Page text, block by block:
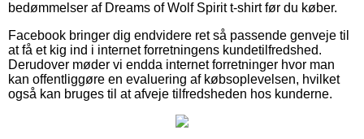
bedømmelser af Dreams of Wolf Spirit t-shirt før du køber.
Facebook bringer dig endvidere ret så passende genveje til
at få et kig ind i internet forretningens kundetilfredshed.
Derudover møder vi endda internet forretninger hvor man
kan offentliggøre en evaluering af købsoplevelsen, hvilket
også kan bruges til at afveje tilfredsheden hos kunderne.